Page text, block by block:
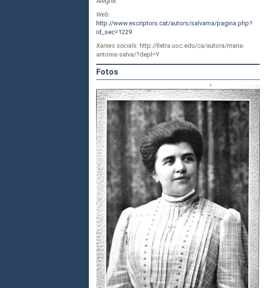
Web:
http://www.escriptors.cat/autors/salvama/pagina.php?
id_sec=1229
Xarxes socials: http://lletra.uoc.edu/ca/autora/maria-
antonia-salva/?depl=Y
Fotos